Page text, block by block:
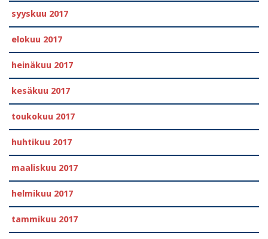
syyskuu 2017
elokuu 2017
heinäkuu 2017
kesäkuu 2017
toukokuu 2017
huhtikuu 2017
maaliskuu 2017
helmikuu 2017
tammikuu 2017